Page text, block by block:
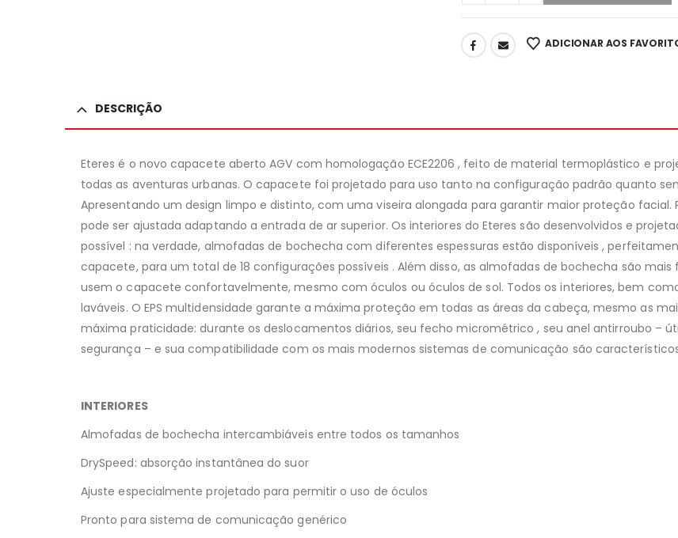
ADICIONAR AOS
DESCRIÇÃO
Eteres é o novo capacete aberto AGV com homologação ECE2206 , feito de material termoplástico e
todas as aventuras urbanas. O capacete foi projetado para uso tanto na configuração padrão quanto
Apresentando um design limpo e distinto, com uma viseira alongada para garantir maior proteção
pode ser ajustada adaptando a entrada de ar superior. Os interiores do Eteres são desenvolvidos e
possível : na verdade, almofadas de bochecha com diferentes espessuras estão disponíveis ,
capacete, para um total de 18 configurações possíveis . Além disso, as almofadas de bochecha são
usem o capacete confortavelmente, mesmo com óculos ou óculos de sol. Todos os interiores, bem
laváveis. O EPS multidensidade garante a máxima proteção em todas as áreas da cabeça, mesmo as
máxima praticidade: durante os deslocamentos diários, seu fecho micrométrico , seu anel antirroubo –
segurança – e sua compatibilidade com os mais modernos sistemas de comunicação são
INTERIORES
Almofadas de bochecha intercambiáveis ​​entre todos os tamanhos
DrySpeed: absorção instantânea do suor
Ajuste especialmente projetado para permitir o uso de óculos
Pronto para sistema de comunicação genérico